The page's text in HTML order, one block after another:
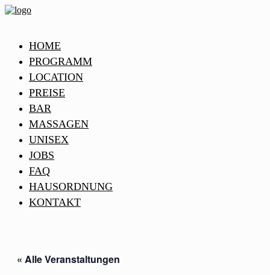
HOME
PROGRAMM
LOCATION
PREISE
BAR
MASSAGEN
UNISEX
JOBS
FAQ
HAUSORDNUNG
KONTAKT
« Alle Veranstaltungen